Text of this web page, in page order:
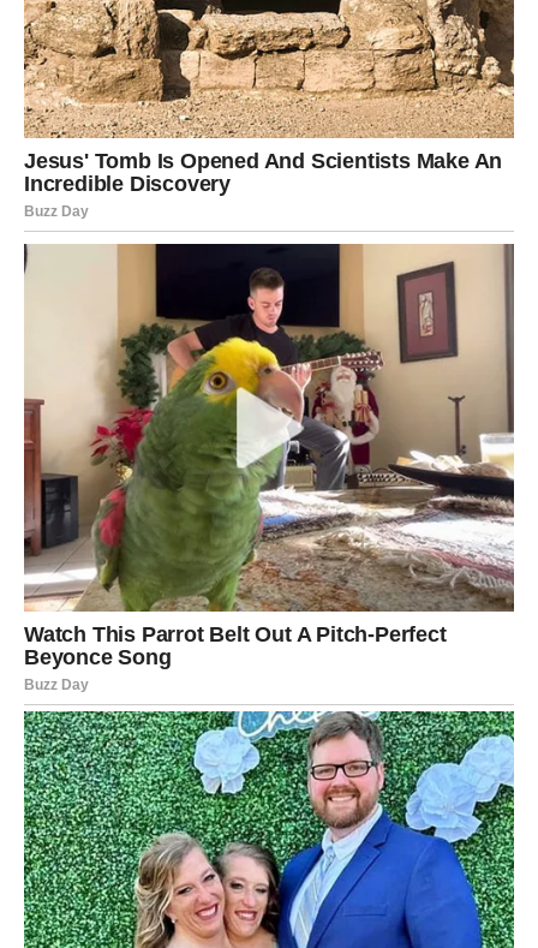
takvim izjavama, a njegovo hrabro ponašanje služi kao
inspiracija za druge koji se bore protiv političke represije. U
vremenu kada se sloboda govora često dovodi u pitanje,
primjeri poput Lukasa pokazuju koliko je važno imati hrabrost i
integritet u izražavanju vlastitih stavova.
Sloboda Govora i Umjetnička
Odgovornost
Ova situacija otvara širu diskusiju o slobodi govora i
odgovornosti umjetnika u društvu. U vremenu kada se
umjetnost često odvaja od politike, Lukas pokazuje da se ove
dvije sfere ne mogu razdvojiti.Njegovo otvoreno izražavanje
mišljenja može poslužiti kao motivacija drugima da se
oslobode straha i govore o nepravdama koje ih okružuju.
„Moja umjetnost je moj glas, i neću ga utišati zbog straha od
političkih pritisaka“, rekao je, naglašavajući važnost slobode
izražavanja. Umjetnici, kao javne ličnosti, imaju jedinstvenu
priliku da koriste svoja platforma kako bi podigli svijest o
društvenim pitanjima i potakli promjenu.
Kako se situacija nastavlja razvijati, javnost će pažljivo pratiti
buduće korake ovog popularnog pjevača. Mnogi se pitaju kako
će se njegovi sukobi s političkim liderima odraziti na njegovu
karijeru i koliko će daleko biti spreman ići u borbi za svoje
pravo na slobodu govora. Situacija oko Acu Lukasa nije samo
pitanje lične borbe, već i šireg pitanja o tome kako umjetnici
mogu utjecati na društvo i boriti se protiv nepravde. U tom
kontekstu, Aca Lukas predstavlja simbol otpora prema
političkom pritisku i represiji.